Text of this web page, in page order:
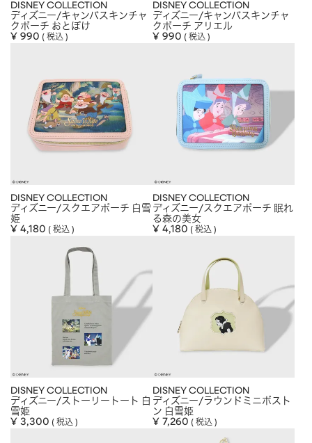
DISNEY COLLECTION
ディズニー/キャンバスキンチャ
クポーチ おとぼけ
¥ 990 税込
DISNEY COLLECTION
ディズニー/キャンバスキンチャ
クポーチ アリエル
¥ 990 税込
DISNEY COLLECTION
ディズニー/スクエアポーチ 白雪
姫
¥ 4,180 税込
DISNEY COLLECTION
ディズニー/スクエアポーチ 眠れ
る森の美女
¥ 4,180 税込
DISNEY COLLECTION
ディズニー/ストーリートート 白
雪姫
¥ 3,300 税込
DISNEY COLLECTION
ディズニー/ラウンドミニボスト
ン 白雪姫
¥ 7,260 税込